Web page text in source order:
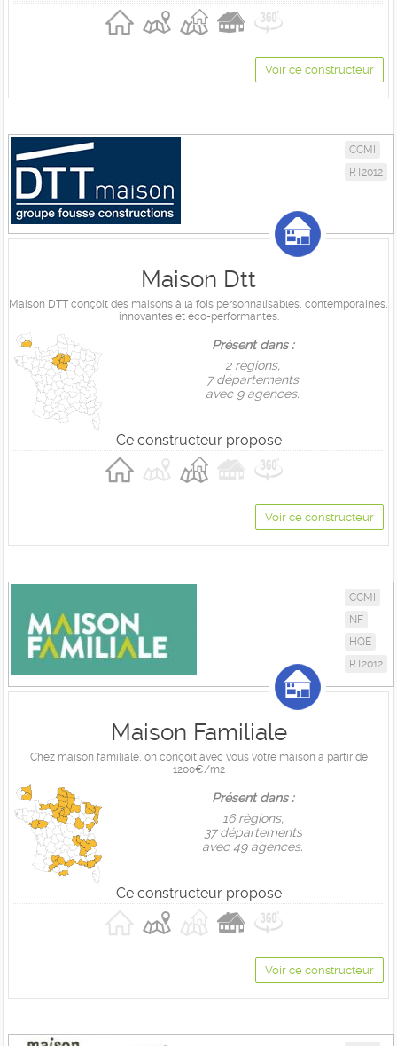
Voir ce constructeur
CCMI
RT2012
Maison Dtt
Maison DTT conçoit des maisons à la fois personnalisables, contemporaines,
innovantes et éco-performantes.
Présent dans :
2 règions,
7 départements
avec 9 agences.
Ce constructeur propose
Voir ce constructeur
CCMI
NF
HQE
RT2012
Maison Familiale
Chez maison familiale, on conçoit avec vous votre maison à partir de
1200€/m2
Présent dans :
16 règions,
37 départements
avec 49 agences.
Ce constructeur propose
Voir ce constructeur